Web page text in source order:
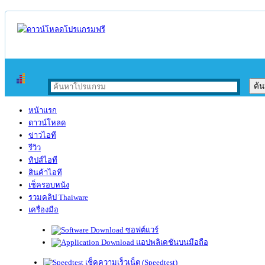
หน้าแรก
ดาวน์โหลด
ข่าวไอที
รีวิว
ทิปส์ไอที
สินค้าไอที
เช็ครอบหนัง
รวมคลิป Thaiware
เครื่องมือ
ซอฟต์แวร์
แอปพลิเคชันบนมือถือ
เช็คความเร็วเน็ต (Speedtest)